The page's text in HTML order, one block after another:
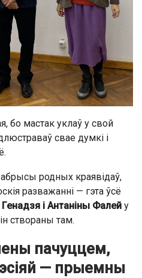
бо мастак уклаў у свой
свае думкі і
родных краявідаў,
разважанні — гэта ўсё
Генадзя і Антаніны Фалей у
створаны там.
пачуццем,
— прыемны